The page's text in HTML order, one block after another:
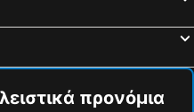
προνόμια